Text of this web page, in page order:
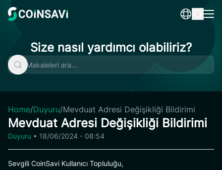
content
Size nasıl yardımcı olabiliriz?
Home/Duyuru/Mevduat Adresi Değişikliği Bildirimi
Mevduat Adresi Değişikliği Bildirimi
Duyuru • 18/06/2024 - 08:54
Sevgili CoinSavi Kullanıcı Topluluğu,